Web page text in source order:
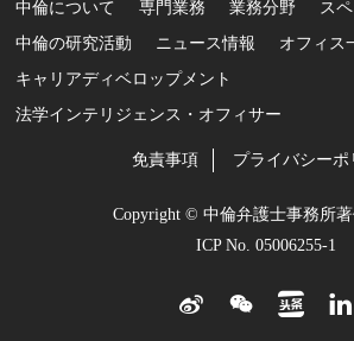
中倫について 専門業務 業務分野
ス
中倫の研究活動
ニュース情報
オフィス
キャリアディベロップメント
法学インテリジェンス・オフィサー
免責事項 プライバシーポ
Copyright © 中倫弁護士事務所
ICP No. 05006255-1